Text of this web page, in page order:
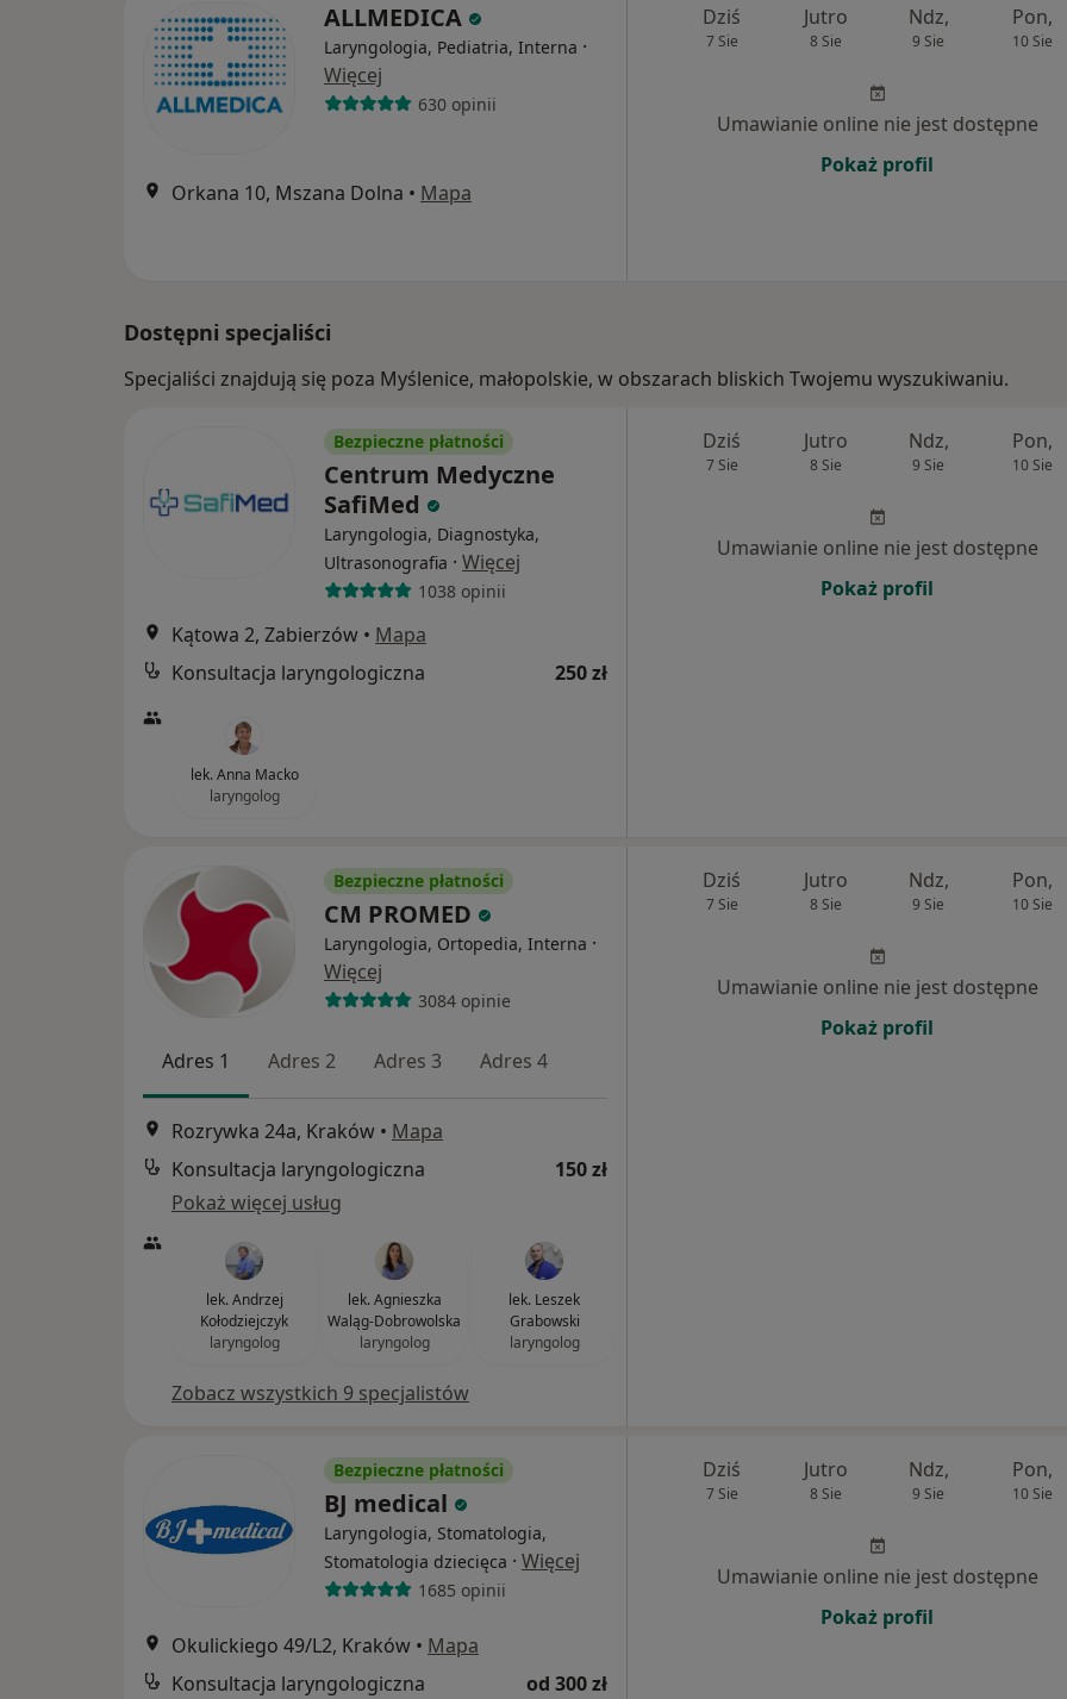
ALLMEDICA
Laryngologia, Pediatria, Interna ·
Więcej
630 opinii
Orkana 10, Mszana Dolna • Mapa
Dziś
7 Sie
Jutro
8 Sie
Ndz,
9 Sie
Pon,
10 Sie
Umawianie online nie jest dostępne
Pokaż profil
Dostępni specjaliści
Specjaliści znajdują się poza Myślenice, małopolskie, w obszarach bliskich Twojemu wyszukiwaniu.
Bezpieczne płatności
Centrum Medyczne
SafiMed
Laryngologia, Diagnostyka,
Ultrasonografia · Więcej
1038 opinii
Kątowa 2, Zabierzów • Mapa
Konsultacja laryngologiczna
250 zł
lek. Anna Macko
laryngolog
Dziś
7 Sie
Jutro
8 Sie
Ndz,
9 Sie
Pon,
10 Sie
Umawianie online nie jest dostępne
Pokaż profil
Bezpieczne płatności
CM PROMED
Laryngologia, Ortopedia, Interna ·
Więcej
3084 opinie
Adres 1 Adres 2 Adres 3 Adres 4
Rozrywka 24a, Kraków • Mapa
Konsultacja laryngologiczna
150 zł
Pokaż więcej usług
lek. Andrzej
Kołodziejczyk
laryngolog
lek. Agnieszka
Waląg-Dobrowolska
laryngolog
lek. Leszek
Grabowski
laryngolog
Zobacz wszystkich 9 specjalistów
Dziś
7 Sie
Jutro
8 Sie
Ndz,
9 Sie
Pon,
10 Sie
Umawianie online nie jest dostępne
Pokaż profil
Bezpieczne płatności
BJ medical
Laryngologia, Stomatologia,
Stomatologia dziecięca · Więcej
1685 opinii
Okulickiego 49/L2, Kraków • Mapa
Konsultacja laryngologiczna
od 300 zł
Dziś
7 Sie
Jutro
8 Sie
Ndz,
9 Sie
Pon,
10 Sie
Umawianie online nie jest dostępne
Pokaż profil